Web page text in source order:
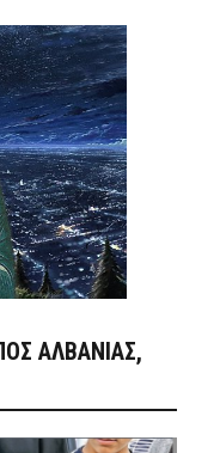
ΑΛΒΑΝΊΑΣ,